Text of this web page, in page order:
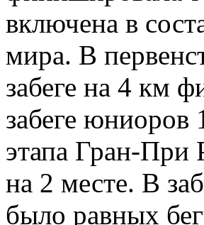
включена в
мира. В
забеге на 4 км
забеге
этапа Гран-При
на 2 месте. В
было равных